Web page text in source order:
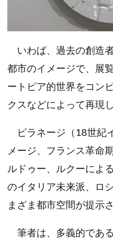
いわば、過去の創造
都市のイメージで、展
ートピア的世界をコン
クスなどによって再現
ピラネージ（18世紀
メージ、フランス革命
ルドゥー、ルクーによ
のイタリア未来派、ロ
まざま都市空間が提示さ
筆者は、多義的であ